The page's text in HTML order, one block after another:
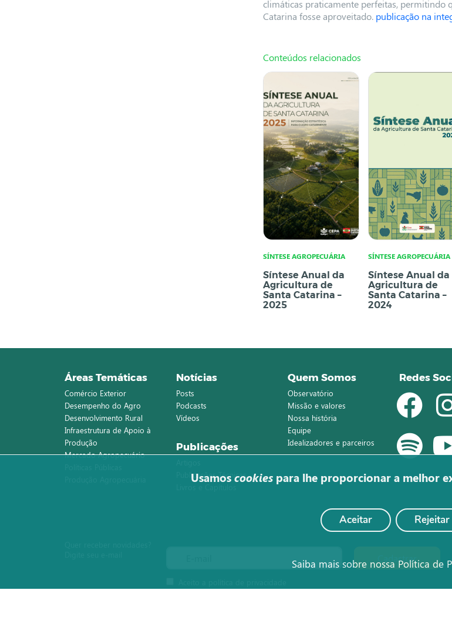
climáticas praticamente perfeitas, permitindo
Catarina fosse aproveitado. publicação na
Conteúdos relacionados
SÍNTESE AGROPECUÁRIA
Síntese Anual da
Agricultura de
Santa Catarina –
2025
SÍNTESE AGROPECUÁRIA
Síntese Anual da
Agricultura de
Santa Catarina –
2024
Áreas Temáticas
Comércio Exterior
Desempenho do Agro
Desenvolvimento Rural
Infraestrutura de Apoio à
Produção
Mercado Agropecuário
Notícias
Posts
Podcasts
Vídeos
Publicações
Publicações Técnicas
Quem Somos
Observatório
Missão e valores
Nossa história
Equipe
Idealizadores e parceiros
Redes
Cadastrar
Usamos cookies para lhe proporcionar a melhor
Aceitar Rejeitar
Saiba mais sobre nossa Política de